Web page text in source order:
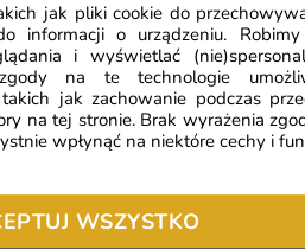
jak pliki cookie do
informacji o urządzeniu.
i wyświetlać
na te technologie
jak zachowanie podczas
na tej stronie. Brak wyrażenia
wpłynąć na niektóre cechy i
WSZYSTKO
kształcie,